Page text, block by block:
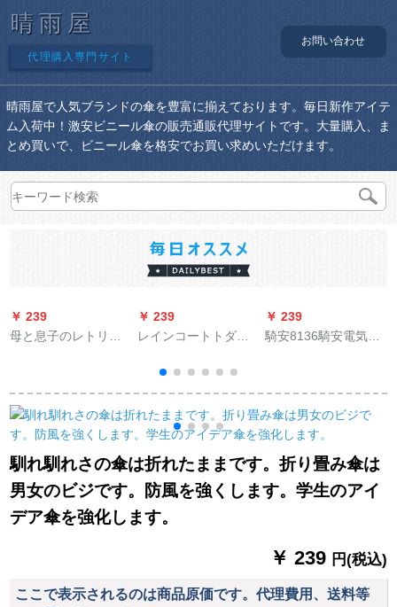
晴雨屋
代理購入専門サイト
お問い合わせ
晴雨屋で人気ブランドの傘を豊富に揃えております。毎日新作アイテ
ム入荷中！激安ビニール傘の販売通販代理サイトです。大量購入、ま
とめ買いで、ビニール傘を格安でお買い求めいただけます。
￥ 239
母と息子のレトリを
乗りのオーストリア
は、厚みのある防水
ポリンチを追加しま
した。
￥ 239
レインコートトダウ
トトトトトロールア
ール服XLレインレー
ス
￥ 239
騎安8136騎安電気自
ート分身式二階帽子
付通気性レインコー
トXL
馴れ馴れさの傘は折れたままです。折り畳み傘は
男女のビジです。防風を強くします。学生のアイ
デア傘を強化します。
￥ 239 円(税込)
ここで表示されるのは商品原価です。代理費用、送料等